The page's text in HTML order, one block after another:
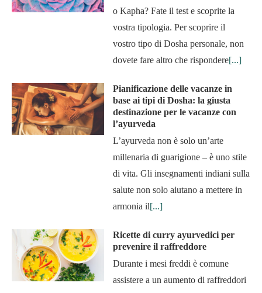
o Kapha? Fate il test e scoprite la
vostra tipologia. Per scoprire il
vostro tipo di Dosha personale, non
dovete fare altro che rispondere[...]
Pianificazione delle vacanze in
base ai tipi di Dosha: la giusta
destinazione per le vacanze con
l’ayurveda
L’ayurveda non è solo un’arte
millenaria di guarigione – è uno stile
di vita. Gli insegnamenti indiani sulla
salute non solo aiutano a mettere in
armonia il[...]
Ricette di curry ayurvedici per
prevenire il raffreddore
Durante i mesi freddi è comune
assistere a un aumento di raffreddori